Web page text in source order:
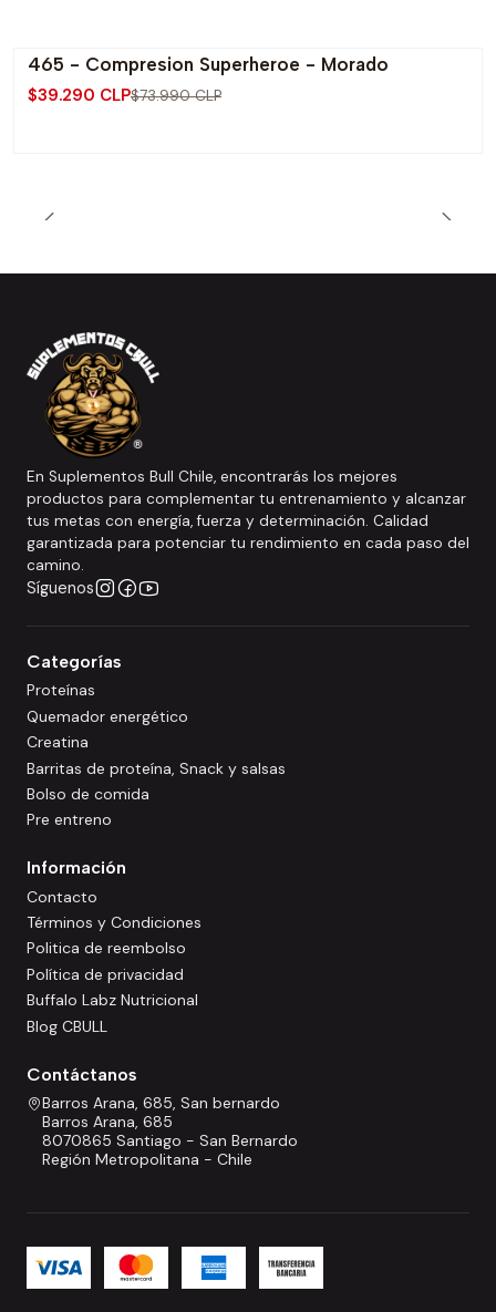
-47% OFF
465 - Compresion Superheroe - Morado
$39.290 CLP$73.990 CLP
En Suplementos Bull Chile, encontrarás los mejores
productos para complementar tu entrenamiento y alcanzar
tus metas con energía, fuerza y determinación. Calidad
garantizada para potenciar tu rendimiento en cada paso del
camino.
Síguenos
Categorías
Proteínas
Quemador energético
Creatina
Barritas de proteína, Snack y salsas
Bolso de comida
Pre entreno
Información
Contacto
Términos y Condiciones
Politica de reembolso
Política de privacidad
Buffalo Labz Nutricional
Blog CBULL
Contáctanos
Barros Arana, 685, San bernardo
Barros Arana, 685
8070865 Santiago - San Bernardo
Región Metropolitana - Chile